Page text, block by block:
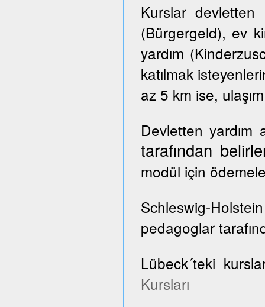
Kurslar
(Bürgergeld), ev
yardım
katılmak
az 5 km ise,
Devletten
tarafından
modül için
Schleswig-
pedagoglar
Lübeck´teki
Kursları